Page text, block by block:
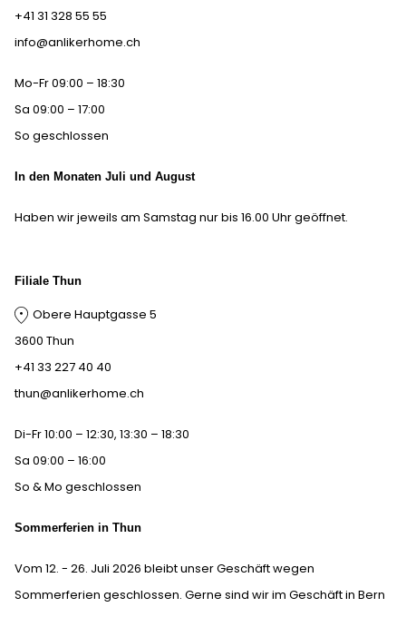
+41 31 328 55 55
info@anlikerhome.ch
Mo-Fr 09:00 – 18:30
Sa 09:00 – 17:00
So geschlossen
In den Monaten Juli und August
Haben wir jeweils am Samstag nur bis 16.00 Uhr geöffnet.
Filiale Thun
Obere Hauptgasse 5
3600 Thun
+41 33 227 40 40
thun@anlikerhome.ch
Di-Fr 10:00 – 12:30, 13:30 – 18:30
Sa 09:00 – 16:00
So & Mo geschlossen
Sommerferien in Thun
Vom 12. - 26. Juli 2026 bleibt unser Geschäft wegen
Sommerferien geschlossen. Gerne sind wir im Geschäft in Bern